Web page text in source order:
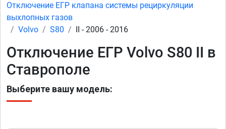
Отключение ЕГР клапана системы рециркуляции
выхлопных газов
Volvo
S80 II - 2006 - 2016
Отключение ЕГР Volvo S80 II в
Ставрополе
Выберите вашу модель: